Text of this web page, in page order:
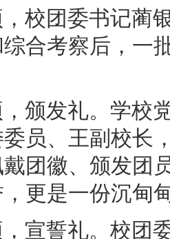
校团委书记蔺
合考察后，一
颁发礼。学校
员、王副校长
团徽、颁发团
更是一份沉甸
宣誓礼。校团